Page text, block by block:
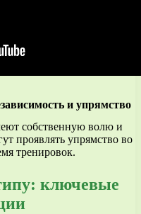
и упрямство
собственную волю и
проявлять упрямство во
тренировок.
ключевые